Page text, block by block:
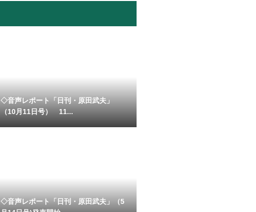
◇音声レポート「日刊・原田武夫」
（10月11日号） 11...
◇音声レポート「日刊・原田武夫」（5